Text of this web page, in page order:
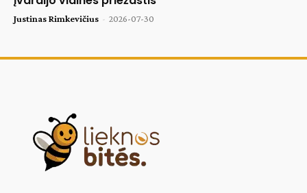
Justinas Rimkevičius - 2026-07-30